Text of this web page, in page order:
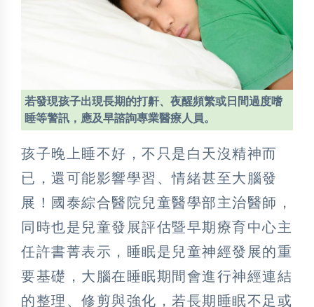
若發現孩子出現長期的打鼾、夜醒頻繁或日間過度嗜
睡等警訊，應及早諮詢專業醫療人員。
孩子晚上睡不好，不只是白天沒精神而
已，還可能影響學習、情緒甚至大腦發
展！國泰綜合醫院兒童醫學部主治醫師，
同時也是兒童發展評估暨早期療育中心主
任許書菁表示，睡眠是兒童神經發展的重
要基礎，大腦在睡眠期間會進行神經連結
的整理、修剪與強化，若長期睡眠不足或